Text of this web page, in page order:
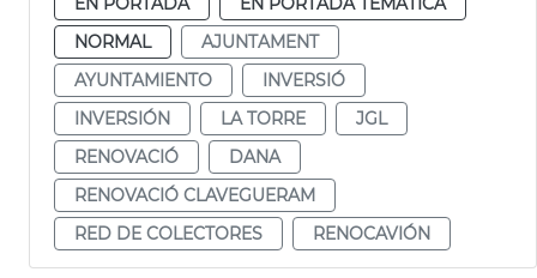
NORMAL
AJUNTAMENT
AYUNTAMIENTO
INVERSIÓ
INVERSIÓN
LA TORRE
JGL
RENOVACIÓ
DANA
RENOVACIÓ CLAVEGUERAM
RED DE COLECTORES
RENOCAVIÓN